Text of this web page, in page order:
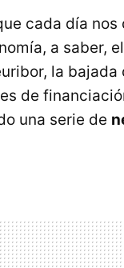
cada día
a saber,
la
de
una serie de